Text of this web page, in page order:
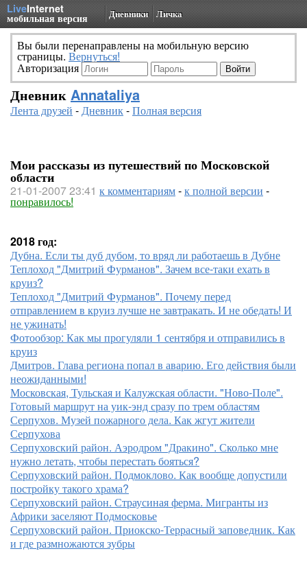
LiveInternet
мобильная версия Дневники Личка
Вы были перенаправлены на мобильную версию
страницы. Вернуться!
Авторизация
Дневник Annataliya
Лента друзей -Дневник-Полная версия
Мои рассказы из путешествий по Московской
области
21-01-2007 23:41 к комментариям-к полной версии -
понравилось!
2018 год:
Дубна. Если ты дуб дубом, то вряд ли работаешь в Дубне
Теплоход "Дмитрий Фурманов". Зачем все-таки ехать в
круиз?
Теплоход "Дмитрий Фурманов". Почему перед
отправлением в круиз лучше не завтракать. И не обедать! И
не ужинать!
Фотообзор: Как мы прогуляли 1 сентября и отправились в
круиз
Дмитров. Глава региона попал в аварию. Его действия были
неожиданными!
Московская, Тульская и Калужская области. "Ново-Поле".
Готовый маршрут на уик-энд сразу по трем областям
Серпухов. Музей пожарного дела. Как жгут жители
Серпухова
Серпуховский район. Аэродром "Дракино". Сколько мне
нужно летать, чтобы перестать бояться?
Серпуховский район. Подмоклово. Как вообще допустили
постройку такого храма?
Серпуховский район. Страусиная ферма. Мигранты из
Африки заселяют Подмосковье
Серпуховский район. Приокско-Террасный заповедник. Как
и где размножаются зубры